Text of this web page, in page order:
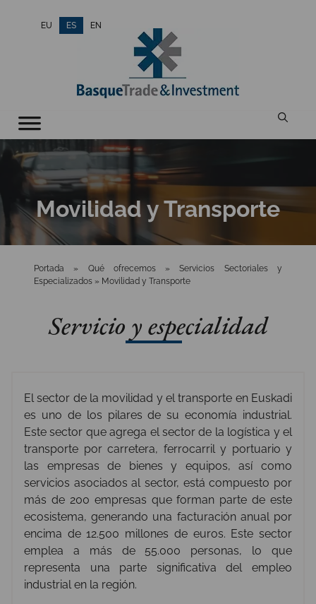
EU ES EN
Movilidad y Transporte
Portada » Qué ofrecemos»Servicios Sectoriales y
Especializados » Movilidad y Transporte
Servicio y especialidad
El sector de la movilidad y el transporte en Euskadi
es uno de los pilares de su economía industrial.
Este sector que agrega el sector de la logística y el
transporte por carretera, ferrocarril y portuario y
las empresas de bienes y equipos, así como
servicios asociados al sector, está compuesto por
más de 200 empresas que forman parte de este
ecosistema, generando una facturación anual por
encima de 12.500 millones de euros. Este sector
emplea a más de 55.000 personas, lo que
representa una parte significativa del empleo
industrial en la región.